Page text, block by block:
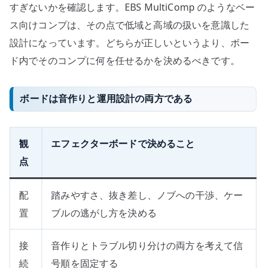
すぎないかを確認します。EBS MultiComp のようなベー
ス向けコンプは、その点で低域と高域の扱いを意識した
設計になっています。どちらが正しいというより、ボー
ド内でそのコンプに何を任せるかを決めるべきです。
ボードは音作りと運用設計の両方である
観
点
エフェクターボードで決めること
配
置
踏みやすさ、抜き差し、ノブへの干渉、ケー
ブルの逃がし方を決める
接
続
音作りとトラブル切り分けの両方を考えて信
号順を固定する